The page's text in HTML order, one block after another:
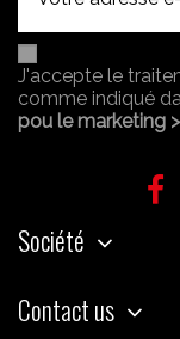
J'accepte le
comme indiqué
pou le marketing
Société
Contact us